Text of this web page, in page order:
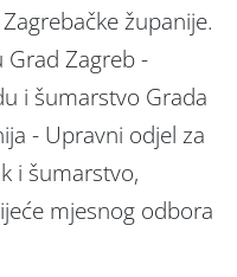
županije.
Grad Zagreb -
i šumarstvo Grada
- Upravni odjel za
i šumarstvo,
mjesnog odbora